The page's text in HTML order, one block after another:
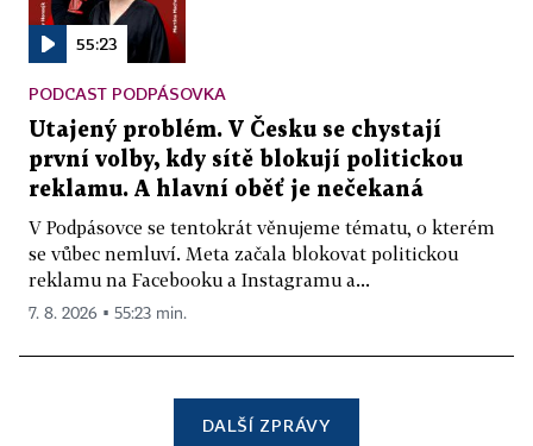
55:23
PODCAST PODPÁSOVKA
Utajený problém. V Česku se chystají
první volby, kdy sítě blokují politickou
reklamu. A hlavní oběť je nečekaná
V Podpásovce se tentokrát věnujeme tématu, o kterém
se vůbec nemluví. Meta začala blokovat politickou
reklamu na Facebooku a Instagramu a...
7. 8. 2026 ▪ 55:23 min.
DALŠÍ ZPRÁVY